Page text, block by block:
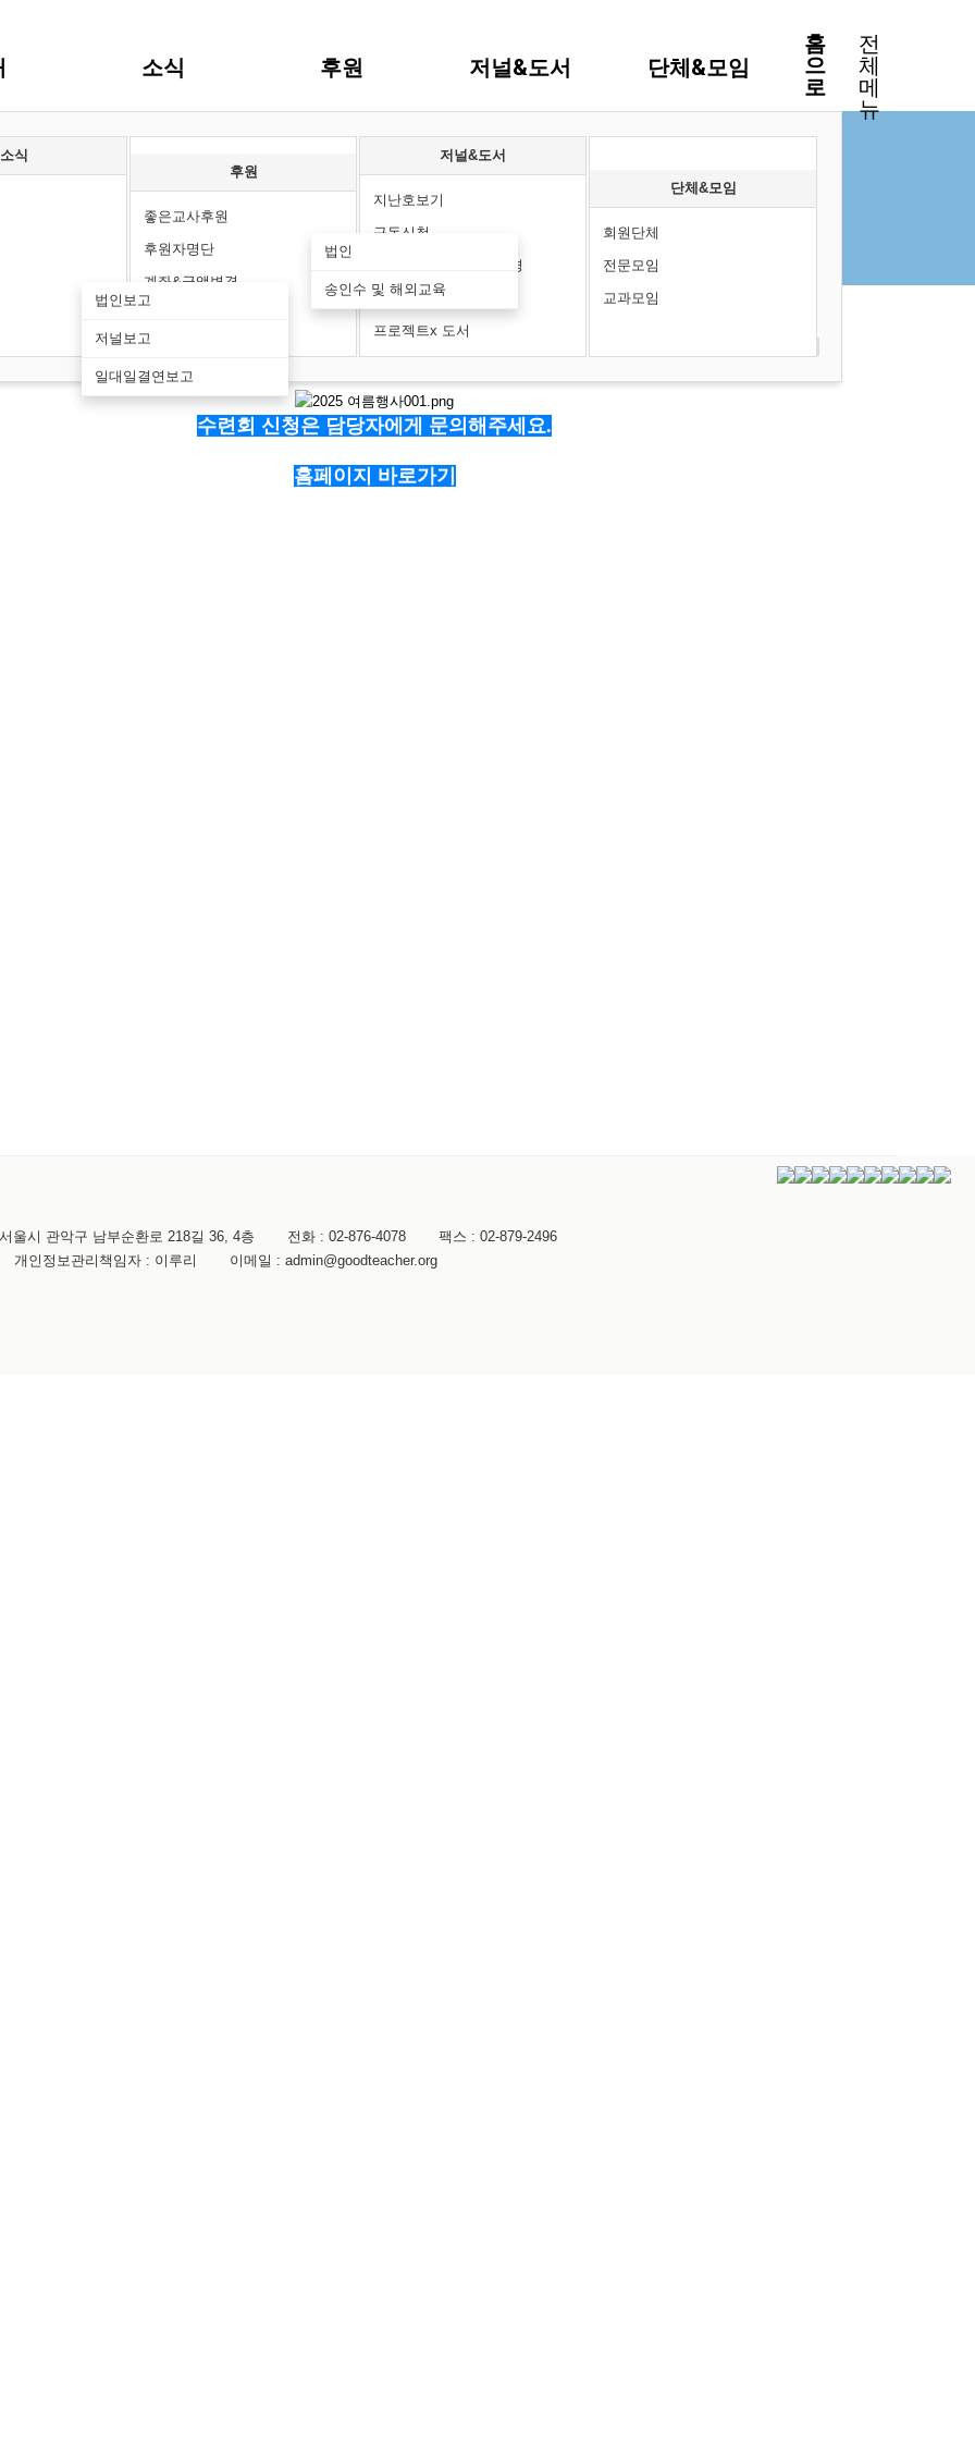
소식 후원 저널&도서 단체&모임
홈
으
로
전
체
메
뉴
소식
법인보고
저널보고
일대일결연보고
후원
좋은교사후원
후원자명단
법인
송인수 및 해외교육
계좌&금액변경
저널&도서
지난호보기
구독신청
재발송요청 및 주소변경
좋은교사북스
프로젝트x 도서
단체&모임
회원단체
전문모임
교과모임
13:54
수련회 신청은 담당자에게 문의해주세요.
홈페이지 바로가기
서울시 관악구 남부순환로 218길 36, 4층 전화 : 02-876-4078 팩스 : 02-879-2496
개인정보관리책임자 : 이루리 이메일 : admin@goodteacher.org